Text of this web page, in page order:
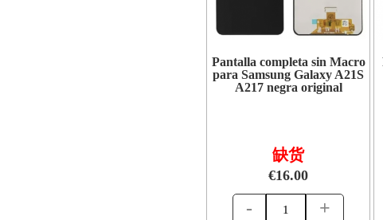
Pantalla completa sin Macro
para Samsung Galaxy A21S
A217 negra original
缺货
€16.00
- +